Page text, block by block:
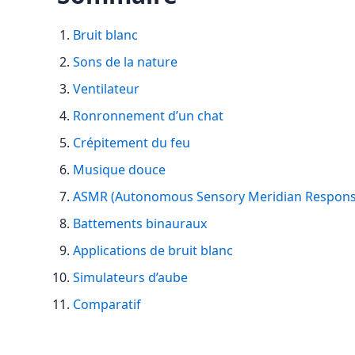
Bruit blanc
Sons de la nature
Ventilateur
Ronronnement d’un chat
Crépitement du feu
Musique douce
ASMR (Autonomous Sensory Meridian
Battements binauraux
Applications de bruit blanc
Simulateurs d’aube
Comparatif